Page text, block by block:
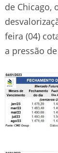
de Chicago,
feira (04)
a pressão